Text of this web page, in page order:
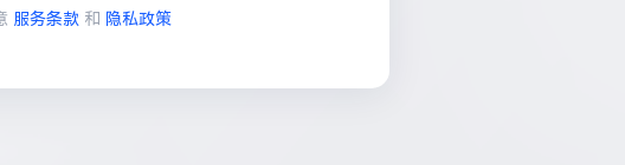
服务条款 和 隐私政策